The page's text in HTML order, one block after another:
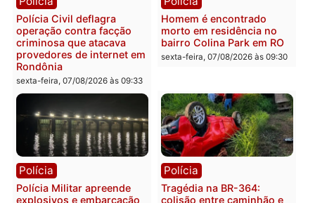
sexta-feira, 07/08/2026 às
Política
Eleições 2026: Pastor
Evanildo pode ser o
primeiro pastor de
Rondônia na Câmara
Federal
sexta-feira, 07/08/2026 às 18:36
Polícia
2 MILHÕES – Unnesa
apresenta documentos
que comprovam
transparência e
na operação alvo da PF
sexta-feira, 07/08/2026 às